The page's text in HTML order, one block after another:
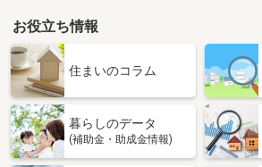
お役立ち情報
住まいのコラム
暮らしのデータ
(補助金・助成金情報)